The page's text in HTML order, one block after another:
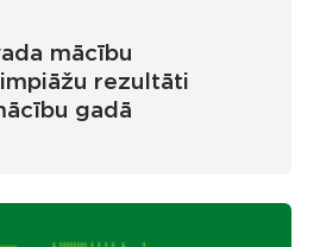
mācību
rezultāti
gadā